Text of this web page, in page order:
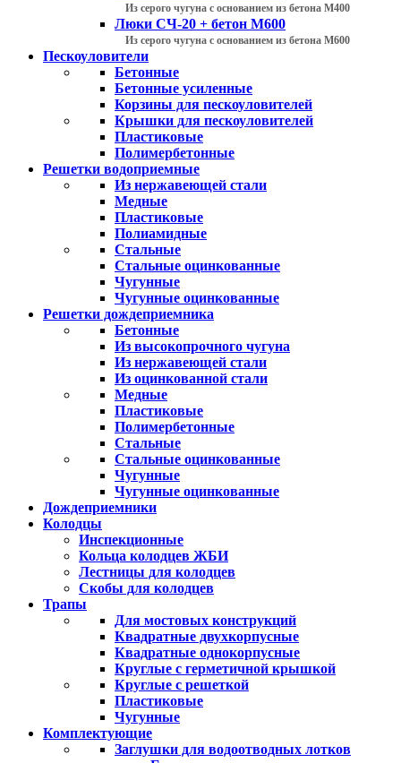
Из серого чугуна с основанием из бетона М400
Люки СЧ-20 + бетон М600
Из серого чугуна с основанием из бетона М600
Пескоуловители
Бетонные
Бетонные усиленные
Корзины для пескоуловителей
Крышки для пескоуловителей
Пластиковые
Полимербетонные
Решетки водоприемные
Из нержавеющей стали
Медные
Пластиковые
Полиамидные
Стальные
Стальные оцинкованные
Чугунные
Чугунные оцинкованные
Решетки дождеприемника
Бетонные
Из высокопрочного чугуна
Из нержавеющей стали
Из оцинкованной стали
Медные
Пластиковые
Полимербетонные
Стальные
Стальные оцинкованные
Чугунные
Чугунные оцинкованные
Дождеприемники
Колодцы
Инспекционные
Кольца колодцев ЖБИ
Лестницы для колодцев
Скобы для колодцев
Трапы
Для мостовых конструкций
Квадратные двухкорпусные
Квадратные однокорпусные
Круглые с герметичной крышкой
Круглые с решеткой
Пластиковые
Чугунные
Комплектующие
Заглушки для водоотводных лотков